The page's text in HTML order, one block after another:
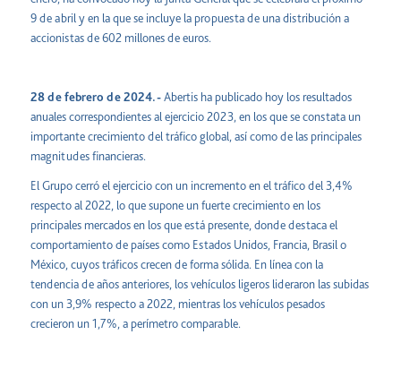
9 de abril y en la que se incluye la propuesta de una distribución a
accionistas de 602 millones de euros.
28 de febrero de 2024.-Abertis ha publicado hoy los resultados
anuales correspondientes al ejercicio 2023, en los que se constata un
importante crecimiento del tráfico global, así como de las principales
magnitudes financieras.
El Grupo cerró el ejercicio con un incremento en el tráfico del 3,4%
respecto al 2022, lo que supone un fuerte crecimiento en los
principales mercados en los que está presente, donde destaca el
comportamiento de países como Estados Unidos, Francia, Brasil o
México, cuyos tráficos crecen de forma sólida. En línea con la
tendencia de años anteriores, los vehículos ligeros lideraron las subidas
con un 3,9% respecto a 2022, mientras los vehículos pesados
crecieron un 1,7%, a perímetro comparable.